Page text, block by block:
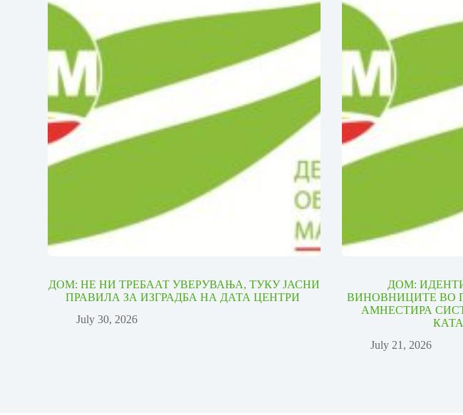
ДОМ: НЕ НИ ТРЕБААТ УВЕРУВАЊА, ТУКУ ЈАСНИ
ПРАВИЛА ЗА ИЗГРАДБА НА ДАТА ЦЕНТРИ
July 30, 2026
ДОМ:
ВИНОВНИЦИТЕ ВО
АМНЕСТИРА
July 21, 2026